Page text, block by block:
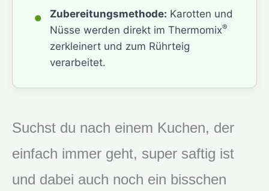
• Zubereitungsmethode: Karotten und
Nüsse werden direkt im Thermomix®
zerkleinert und zum Rührteig
verarbeitet.
Suchst du nach einem Kuchen, der
einfach immer geht, super saftig ist
und dabei auch noch ein bisschen